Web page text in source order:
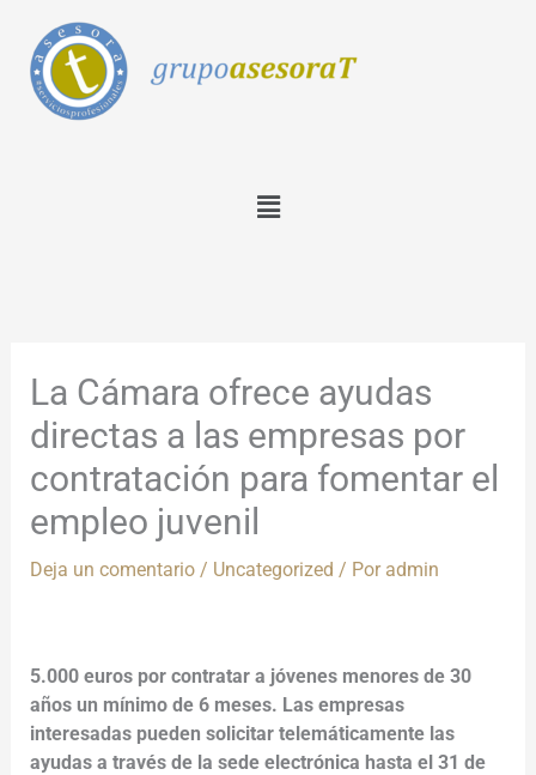
contenido
Menú
La Cámara ofrece ayudas
directas a las empresas por
contratación para fomentar el
empleo juvenil
Deja un comentario / Uncategorized / Por admin
5.000 euros por contratar a jóvenes menores de 30
años un mínimo de 6 meses. Las empresas
interesadas pueden solicitar telemáticamente las
ayudas a través de la sede electrónica hasta el 31 de